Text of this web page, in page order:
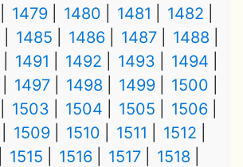
1479 1480 1481
1482
1485 1486 1487
1488
1491 1492 1493
1494
1497 1498 1499
1500
1503 1504 1505
1506
1509 1510 1511
1512
1515 1516 1517
1518